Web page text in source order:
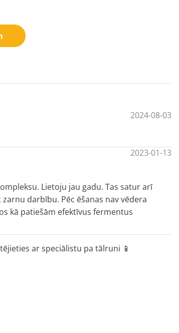
2024-08-03
2023-01-13
Lietoju jau gadu. Tas satur arī
darbību. Pēc ēšanas nav vēdera
kā patiešām efektīvus fermentus
ar speciālistu pa tālruni 📱